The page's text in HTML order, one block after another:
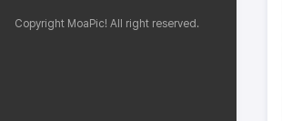
Copyright MoaPic! All right reserved.